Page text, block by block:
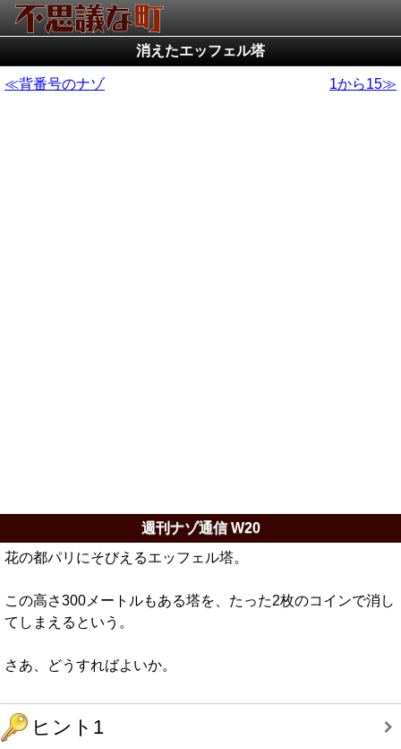
消えたエッフェル塔
背番号のナゾ 1から15
週刊ナゾ通信 W20
花の都パリにそびえるエッフェル塔。
この高さ300メートルもある塔を、たった2枚のコインで消し
てしまえるという。
さあ、どうすればよいか。
ヒント1